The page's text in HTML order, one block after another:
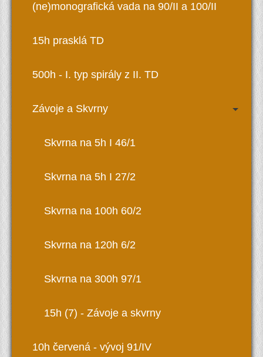
(ne)monografická vada na 90/II a 100/II
15h prasklá TD
500h - I. typ spirály z II. TD
Závoje a Skvrny
Skvrna na 5h I 46/1
Skvrna na 5h I 27/2
Skvrna na 100h 60/2
Skvrna na 120h 6/2
Skvrna na 300h 97/1
15h (7) - Závoje a skvrny
10h červená - vývoj 91/IV